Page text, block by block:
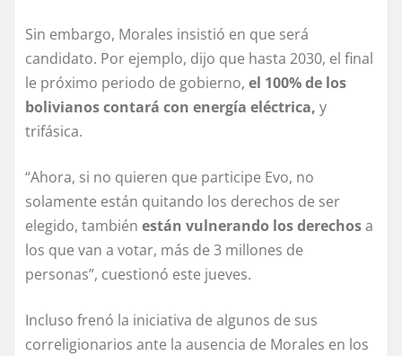
Sin embargo, Morales insistió en que será
candidato. Por ejemplo, dijo que hasta 2030, el final
le próximo periodo de gobierno, el 100% de los
bolivianos contará con energía eléctrica, y
trifásica.
“Ahora, si no quieren que participe Evo, no
solamente están quitando los derechos de ser
elegido, también están vulnerando los derechosa
los que van a votar, más de 3 millones de
personas”, cuestionó este jueves.
Incluso frenó la iniciativa de algunos de sus
correligionarios ante la ausencia de Morales en los